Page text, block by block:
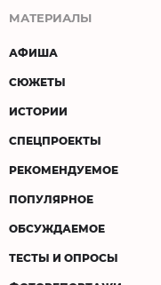
МАТЕРИАЛЫ
АФИША
СЮЖЕТЫ
ИСТОРИИ
СПЕЦПРОЕКТЫ
РЕКОМЕНДУЕМОЕ
ПОПУЛЯРНОЕ
ОБСУЖДАЕМОЕ
ТЕСТЫ И ОПРОСЫ